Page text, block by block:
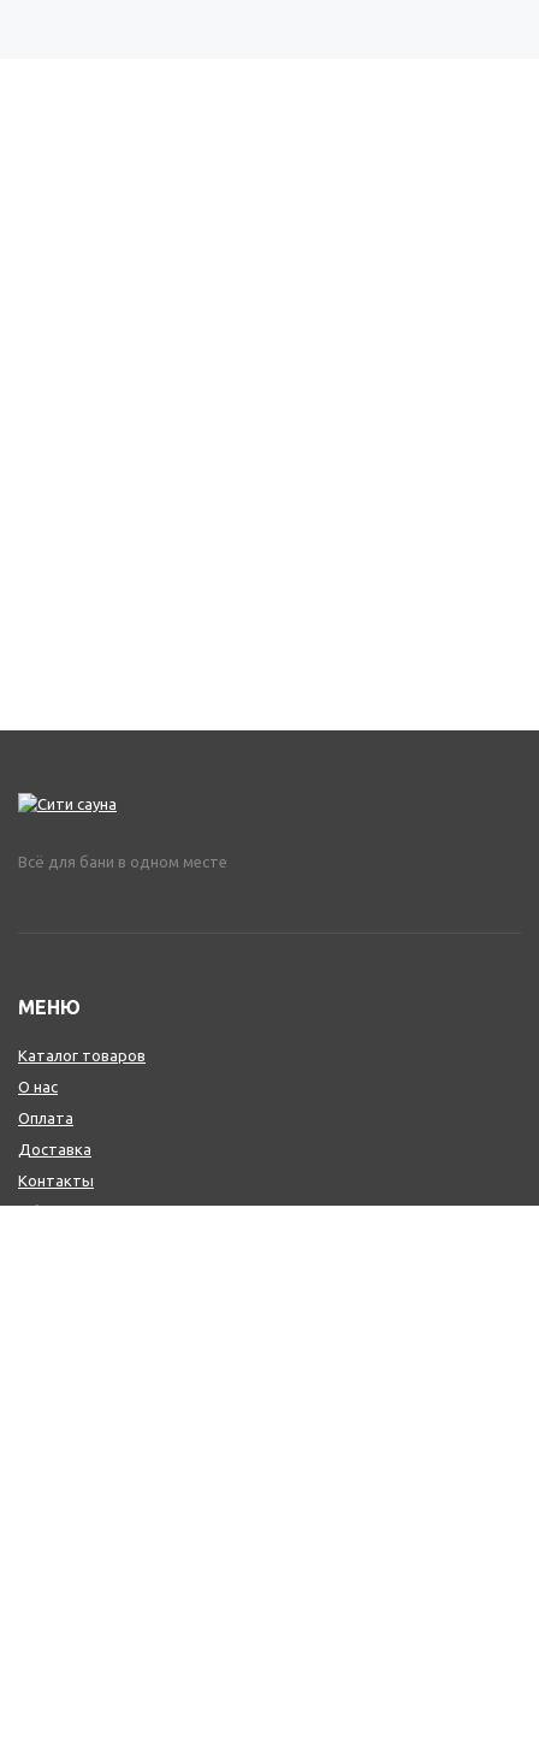
Всё для бани в одном месте
МЕНЮ
Каталог товаров
О нас
Оплата
Доставка
Контакты
Обмен и возврат